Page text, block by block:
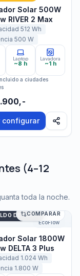
Solar 500W
RIVER 2 Max
512 Wh
500 W
Laptop
~8 h
Lavadora
~1 h
a ciudades
configurar
(4–12
toda la noche.
2
Solar 1800W
EcoFlow
DE CASACOMPARAR
Solar 1800W
DELTA 3 Plus
1.024 Wh
1.800 W